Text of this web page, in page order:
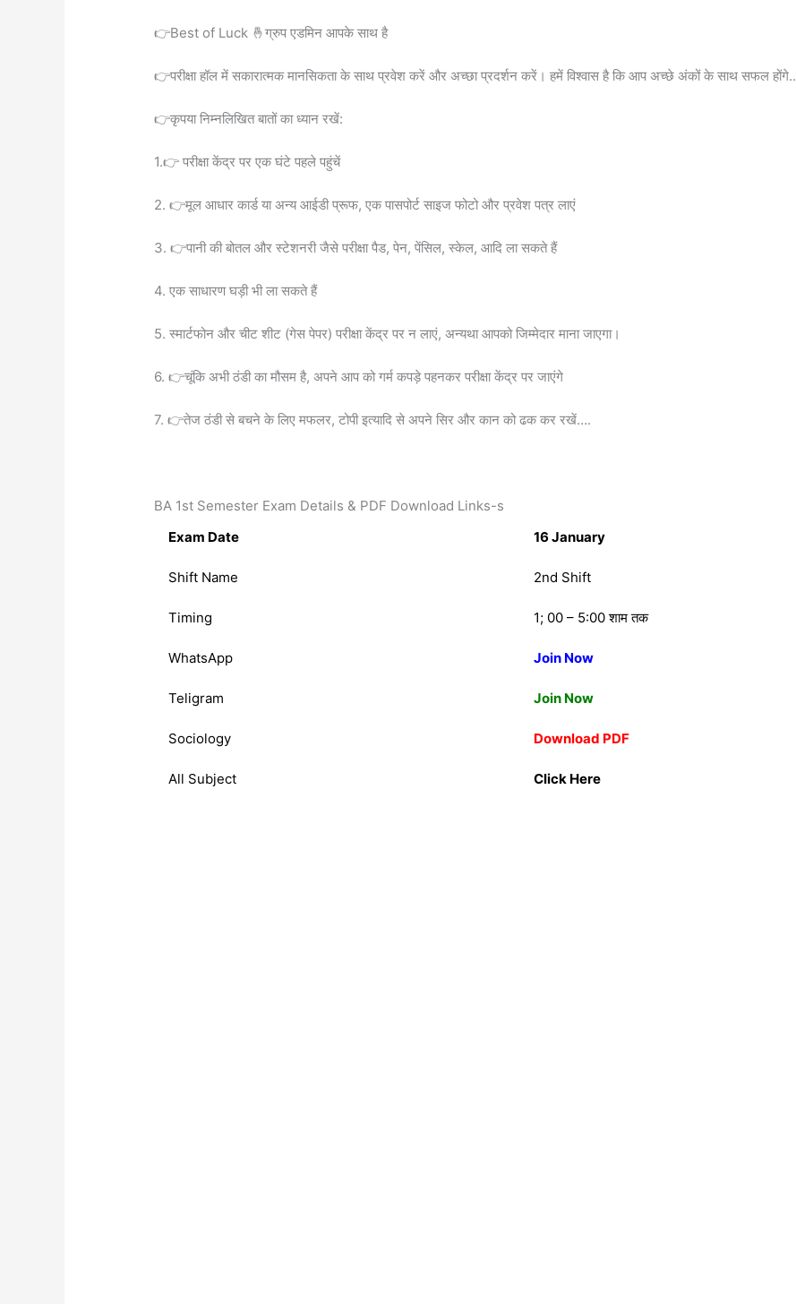
👉Best of Luck 🤞ग्रुप एडमिन आपके साथ है
👉परीक्षा हॉल में सकारात्मक मानसिकता के साथ प्रवेश करें और अच्छा प्रदर्शन करें। हमें विश्वास है कि आप अच्छे अंकों के साथ सफल होंगे..
👉कृपया निम्नलिखित बातों का ध्यान रखें:
1.👉 परीक्षा केंद्र पर एक घंटे पहले पहुंचें
2. 👉मूल आधार कार्ड या अन्य आईडी प्रूफ, एक पासपोर्ट साइज फोटो और प्रवेश पत्र लाएं
3. 👉पानी की बोतल और स्टेशनरी जैसे परीक्षा पैड, पेन, पेंसिल, स्केल, आदि ला सकते हैं
4. एक साधारण घड़ी भी ला सकते हैं
5. स्मार्टफोन और चीट शीट (गेस पेपर) परीक्षा केंद्र पर न लाएं, अन्यथा आपको जिम्मेदार माना जाएगा।
6. 👉चूंकि अभी ठंडी का मौसम है, अपने आप को गर्म कपड़े पहनकर परीक्षा केंद्र पर जाएंगे
7. 👉तेज ठंडी से बचने के लिए मफलर, टोपी इत्यादि से अपने सिर और कान को ढक कर रखें….
BA 1st Semester Exam Details & PDF Download Links-s
Exam Date
16 January
Shift Name 2nd Shift
Timing 1; 00 – 5:00 शाम तक
WhatsApp Join Now
Teligram Join Now
Sociology Download PDF
All Subject Click Here